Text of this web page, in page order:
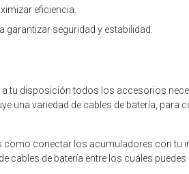
eficiencia.
seguridad y estabilidad.
a tu disposición todos los accesorios
una variedad de cables de batería, para
como conectar los acumuladores con tu
de batería entre los cuáles puedes